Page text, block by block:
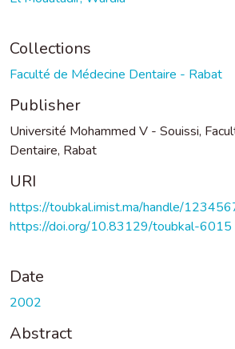
Collections
Faculté de Médecine Dentaire - Rabat
Publisher
Université Mohammed V - Souissi,
Dentaire, Rabat
URI
https://toubkal.imist.ma/handle/
https://doi.org/10.83129/toubkal-6015
Date
2002
Abstract